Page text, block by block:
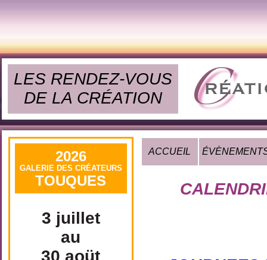
LES RENDEZ-VOUS
DE LA CRÉATION
2026
GALERIE DES CRÉATEURS
TOUQUES
3 juillet
au
30 aoüt
ACCUEIL